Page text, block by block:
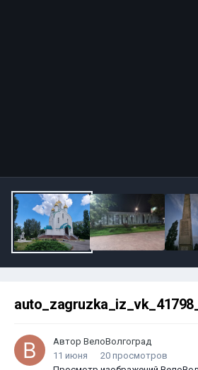
Автор ВелоВолгоград
11 июня
20 просмотров